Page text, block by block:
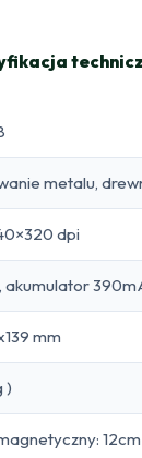
metalu,
dpi
akumulator
mm
)
12cm